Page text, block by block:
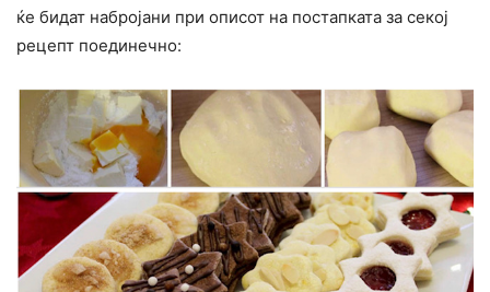
ќе бидат набројани при описот на постапката за секој
рецепт поединечно: